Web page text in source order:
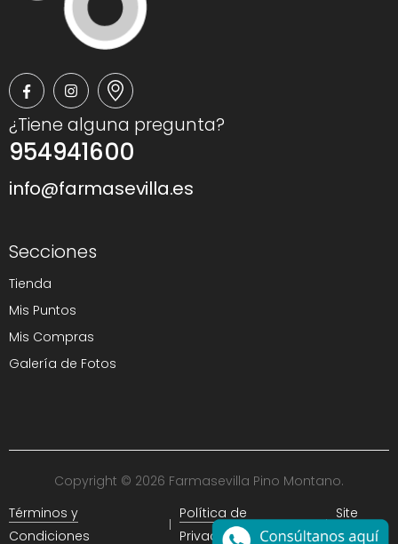
¿Tiene alguna pregunta?
954941600
info@farmasevilla.es
Secciones
Tienda
Mis Puntos
Mis Compras
Galería de Fotos
Copyright © 2026 Farmasevilla Pino Montano.
Términos y
Condiciones
Política de
Privacidad
Site
Map